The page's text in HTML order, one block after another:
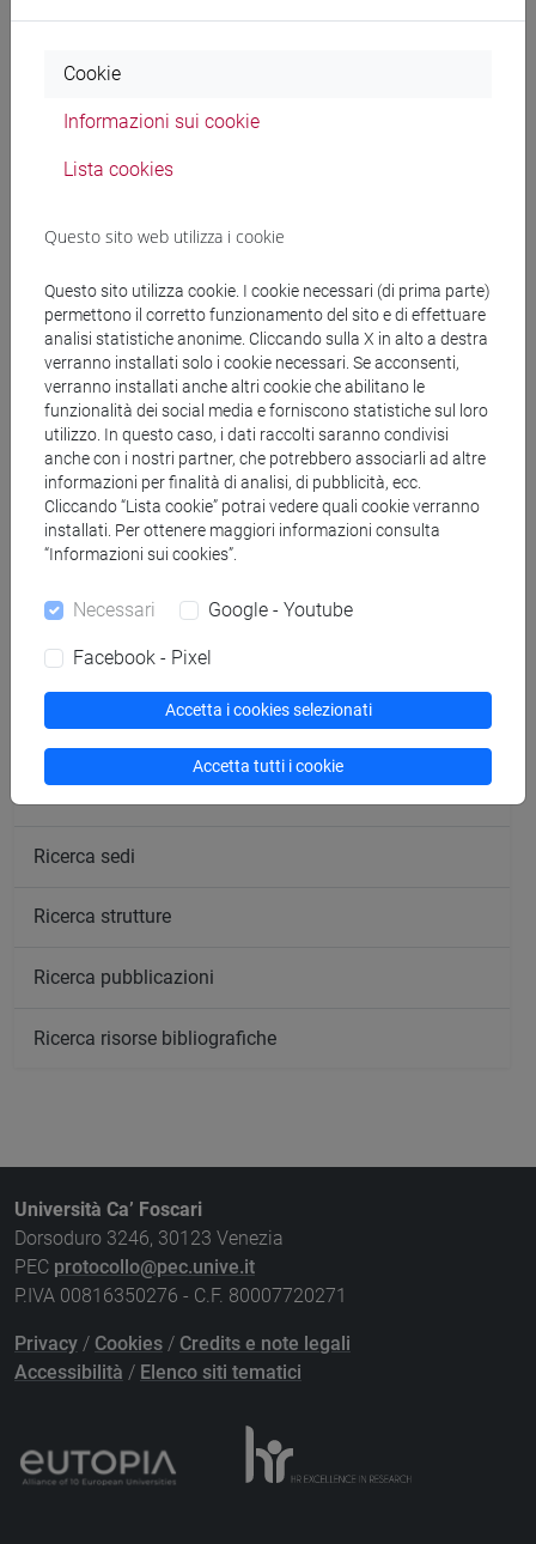
MANAGEMENT ORGANIZATION [EM6047]
insegnamenti: altri 14 risultati
magistrale)
International Management [EM18]- (laurea
magistrale)
Trovati su unive.it
Cerca nel sito
Ricerca persone
Ricerca insegnamenti
Ricerca sedi
Ricerca strutture
Ricerca pubblicazioni
Ricerca risorse bibliografiche
Università Ca’ Foscari
Dorsoduro 3246, 30123 Venezia
PEC protocollo@pec.unive.it
P.IVA 00816350276 - C.F. 80007720271
Privacy / Cookies / Credits e note legali
Accessibilità / Elenco siti tematici
Cookie
Informazioni sui cookie
Lista cookies
Questo sito web utilizza i cookie
Questo sito utilizza cookie. I cookie necessari (di prima parte)
permettono il corretto funzionamento del sito e di effettuare
analisi statistiche anonime. Cliccando sulla X in alto a destra
verranno installati solo i cookie necessari. Se acconsenti,
verranno installati anche altri cookie che abilitano le
funzionalità dei social media e forniscono statistiche sul loro
utilizzo. In questo caso, i dati raccolti saranno condivisi
anche con i nostri partner, che potrebbero associarli ad altre
informazioni per finalità di analisi, di pubblicità, ecc.
Cliccando “Lista cookie” potrai vedere quali cookie verranno
installati. Per ottenere maggiori informazioni consulta
“Informazioni sui cookies”.
Necessari Google - Youtube
Facebook - Pixel
Accetta i cookies selezionati
Accetta tutti i cookie